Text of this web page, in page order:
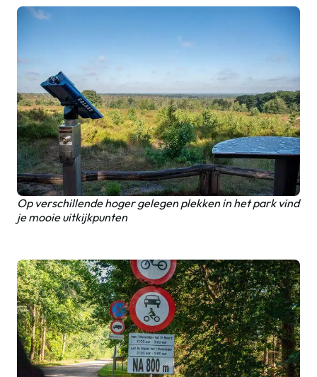
Op verschillende hoger gelegen plekken in het park vind
je mooie uitkijkpunten